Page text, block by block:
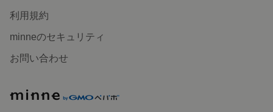
利用規約
minneのセキュリティ
お問い合わせ